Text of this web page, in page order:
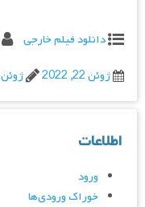
دانلود فیلم خارجی
ژوئن 22, 2022
ژوئن 22, 2022
اطلاعات
ورود
خوراک ورودی‌ها